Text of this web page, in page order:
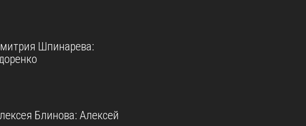
Шпинарева:
Блинова: Алексей